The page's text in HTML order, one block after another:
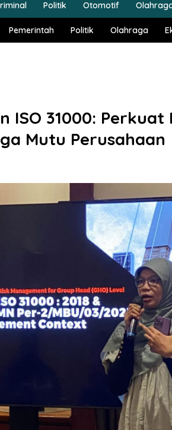
Politik Otomotif
Pemerintah Politik Olahraga
ISO 31000: Perkuat
Mutu Perusahaan